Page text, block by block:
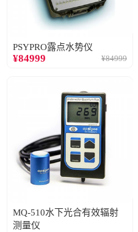
PSYPRO露点水势仪
¥84999 ¥84999
MQ-510水下光合有效辐射
测量仪